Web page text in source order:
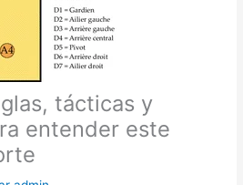
tácticas y
entender este